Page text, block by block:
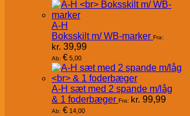
A-H
Boksskilt m/ WB-marker Fra:
kr. 39,99
Ab: € 5,00
A-H sæt med 2 spande m/låg
& 1 foderbæger Fra: kr. 99,99
Ab: € 14,00